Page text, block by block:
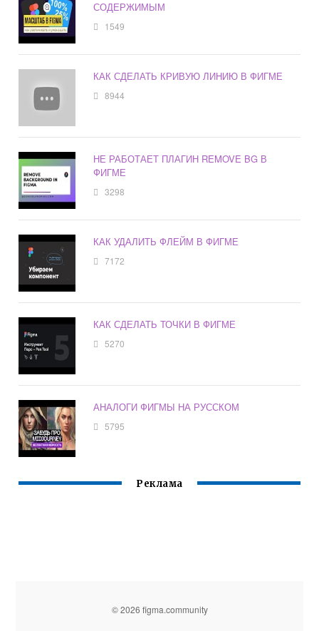
СОДЕРЖИМЫМ
1549
КАК СДЕЛАТЬ КРИВУЮ ЛИНИЮ В ФИГМЕ
8944
НЕ РАБОТАЕТ ПЛАГИН REMOVE BG В
ФИГМЕ
3298
КАК УДАЛИТЬ ФЛЕЙМ В ФИГМЕ
7172
КАК СДЕЛАТЬ ТОЧКИ В ФИГМЕ
5270
АНАЛОГИ ФИГМЫ НА РУССКОМ
5795
Реклама
© 2026 figma.community